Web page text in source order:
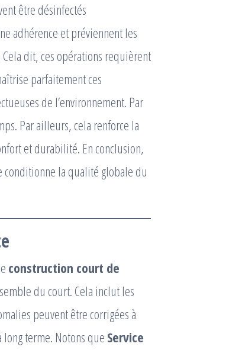
être désinfectés
adhérence et préviennent les
dit, ces opérations requièrent
parfaitement ces
de l’environnement. Par
Par ailleurs, cela renforce la
et durabilité. En conclusion,
la qualité globale du
construction court de
du court. Cela inclut les
peuvent être corrigées à
long terme. Notons que Service